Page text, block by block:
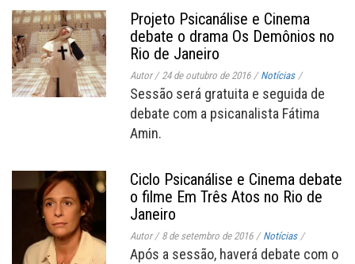
Projeto Psicanálise e Cinema
debate o drama Os Demônios no
Rio de Janeiro
Autor/ 24 de outubro de 2016 / Notícias /
Sessão será gratuita e seguida de
debate com a psicanalista Fátima
Amin.
Ciclo Psicanálise e Cinema debate
o filme Em Três Atos no Rio de
Janeiro
Autor/ 8 de setembro de 2016 / Notícias /
Após a sessão, haverá debate com o